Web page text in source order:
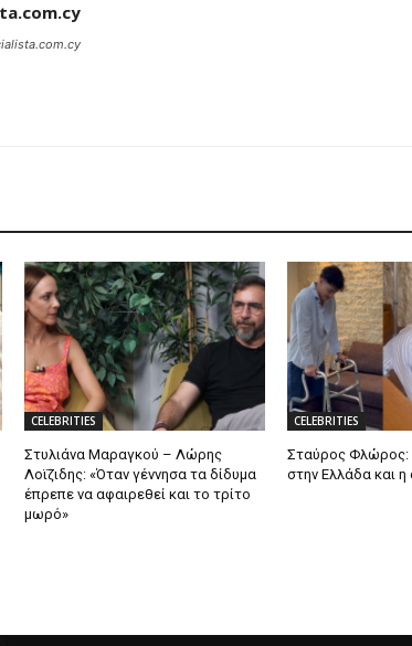
CELEBRITIES
Στυλιάνα Μαραγκού – Λώρης
Λοϊζιδης: «Όταν γέννησα τα δίδυμα
έπρεπε να αφαιρεθεί και το τρίτο
μωρό»
CELEBRITIES
Σταύρος Φλώρος:
στην Ελλάδα και